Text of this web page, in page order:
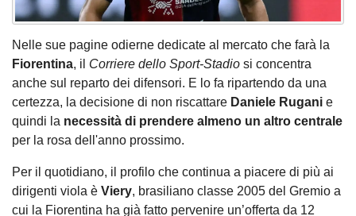
Nelle sue pagine odierne dedicate al mercato che farà la
Fiorentina, il Corriere dello Sport-Stadio si concentra
anche sul reparto dei difensori. E lo fa ripartendo da una
certezza, la decisione di non riscattare Daniele Rugani e
quindi la necessità di prendere almeno un altro centrale
per la rosa dell'anno prossimo.
Per il quotidiano, il profilo che continua a piacere di più ai
dirigenti viola è Viery, brasiliano classe 2005 del Gremio a
cui la Fiorentina ha già fatto pervenire un’offerta da 12